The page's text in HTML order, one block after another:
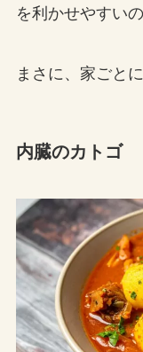
を利かせやすい
まさに、家ごと
内臓のカトゴ